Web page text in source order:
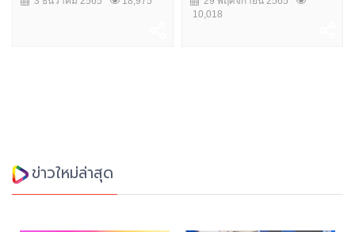
10,018
ข่าวใหม่ล่าสุด